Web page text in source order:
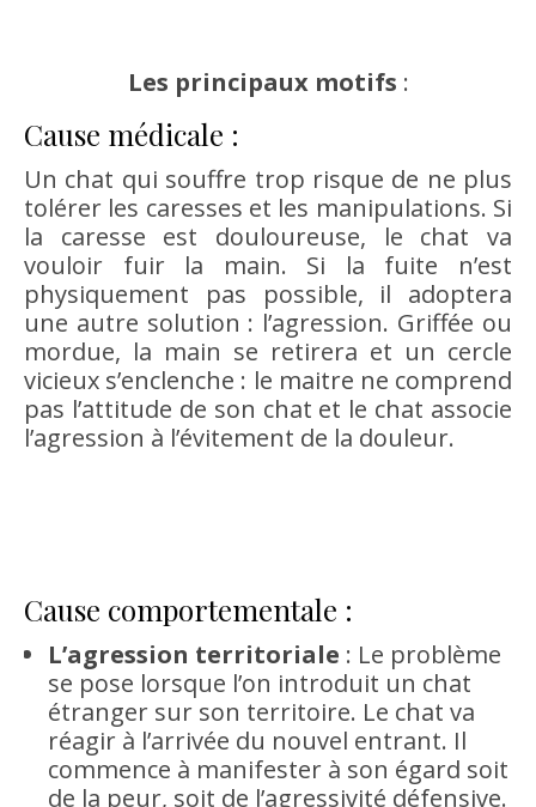
Les principaux motifs :
Cause médicale :
Un chat qui souffre trop risque de ne plus
tolérer les caresses et les manipulations. Si
la caresse est douloureuse, le chat va
vouloir fuir la main. Si la fuite n’est
physiquement pas possible, il adoptera
une autre solution : l’agression. Griffée ou
mordue, la main se retirera et un cercle
vicieux s’enclenche : le maitre ne comprend
pas l’attitude de son chat et le chat associe
l’agression à l’évitement de la douleur.
Cause comportementale :
L’agression territoriale : Le problème
se pose lorsque l’on introduit un chat
étranger sur son territoire. Le chat va
réagir à l’arrivée du nouvel entrant. Il
commence à manifester à son égard soit
de la peur, soit de l’agressivité défensive.